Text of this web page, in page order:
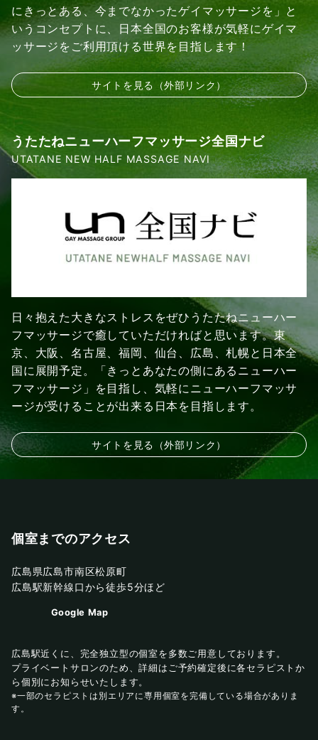
にきっとある、今までなかったゲイマッサージを」と
いうコンセプトに、日本全国のお客様が気軽にゲイマ
ッサージをご利用頂ける世界を目指します！
サイトを見る（外部リンク）
うたたねニューハーフマッサージ全国ナビ
UTATANE NEW HALF MASSAGE NAVI
日々抱えた大きなストレスをぜひうたたねニューハー
フマッサージで癒していただければと思います。東
京、大阪、名古屋、福岡、仙台、広島、札幌と日本全
国に展開予定。「きっとあなたの側にあるニューハー
フマッサージ」を目指し、気軽にニューハーフマッサ
ージが受けることが出来る日本を目指します。
サイトを見る（外部リンク）
個室までのアクセス
広島県広島市南区松原町
広島駅新幹線口から徒歩5分ほど
Google Map
広島駅近くに、完全独立型の個室を多数ご用意しております。
プライベートサロンのため、詳細はご予約確定後に各セラピストか
ら個別にお知らせいたします。
※一部のセラピストは別エリアに専用個室を完備している場合がありま
す。